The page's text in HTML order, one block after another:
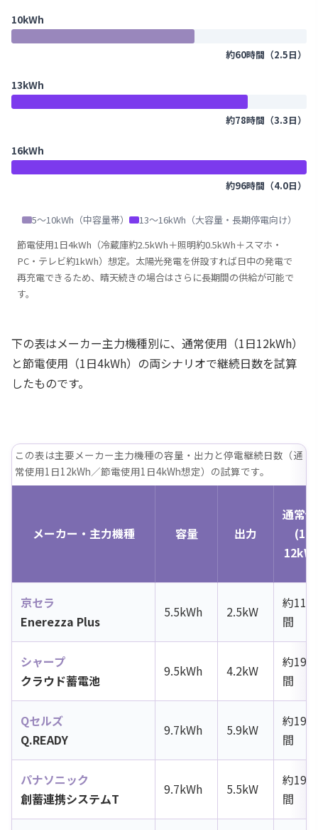
10kWh
約60時間（2.5日）
13kWh
約78時間（3.3日）
16kWh
約96時間（4.0日）
5〜10kWh（中容量帯）
13〜16kWh（大容量・長期停電向け）
節電使用1日4kWh（冷蔵庫約2.5kWh＋照明約0.5kWh＋スマホ・
PC・テレビ約1kWh）想定。太陽光発電を併設すれば日中の発電で
再充電できるため、晴天続きの場合はさらに長期間の供給が可能で
す。
下の表はメーカー主力機種別に、通常使用（1日12kWh）
と節電使用（1日4kWh）の両シナリオで継続日数を試算
したものです。
この表は主要メーカー主力機種の容量・出力と停電継続日数（通
常使用1日12kWh／節電使用1日4kWh想定）の試算です。
メーカー・主力機種 容量 出力
通常
(1日
京セラ
Enerezza Plus
5.5kWh 2.5kW
約11時
間
シャープ
クラウド蓄電池
9.5kWh 4.2kW
約19時
間
Qセルズ
Q.READY
9.7kWh 5.9kW
約
間
パナソニック
創蓄連携システムT
9.7kWh 5.5kW
約
間